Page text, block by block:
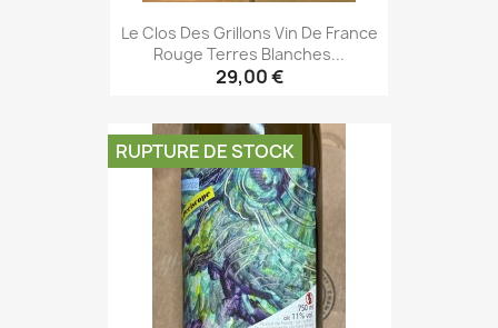
Le Clos Des Grillons Vin De France
Rouge Terres Blanches...
29,00 €
RUPTURE DE STOCK